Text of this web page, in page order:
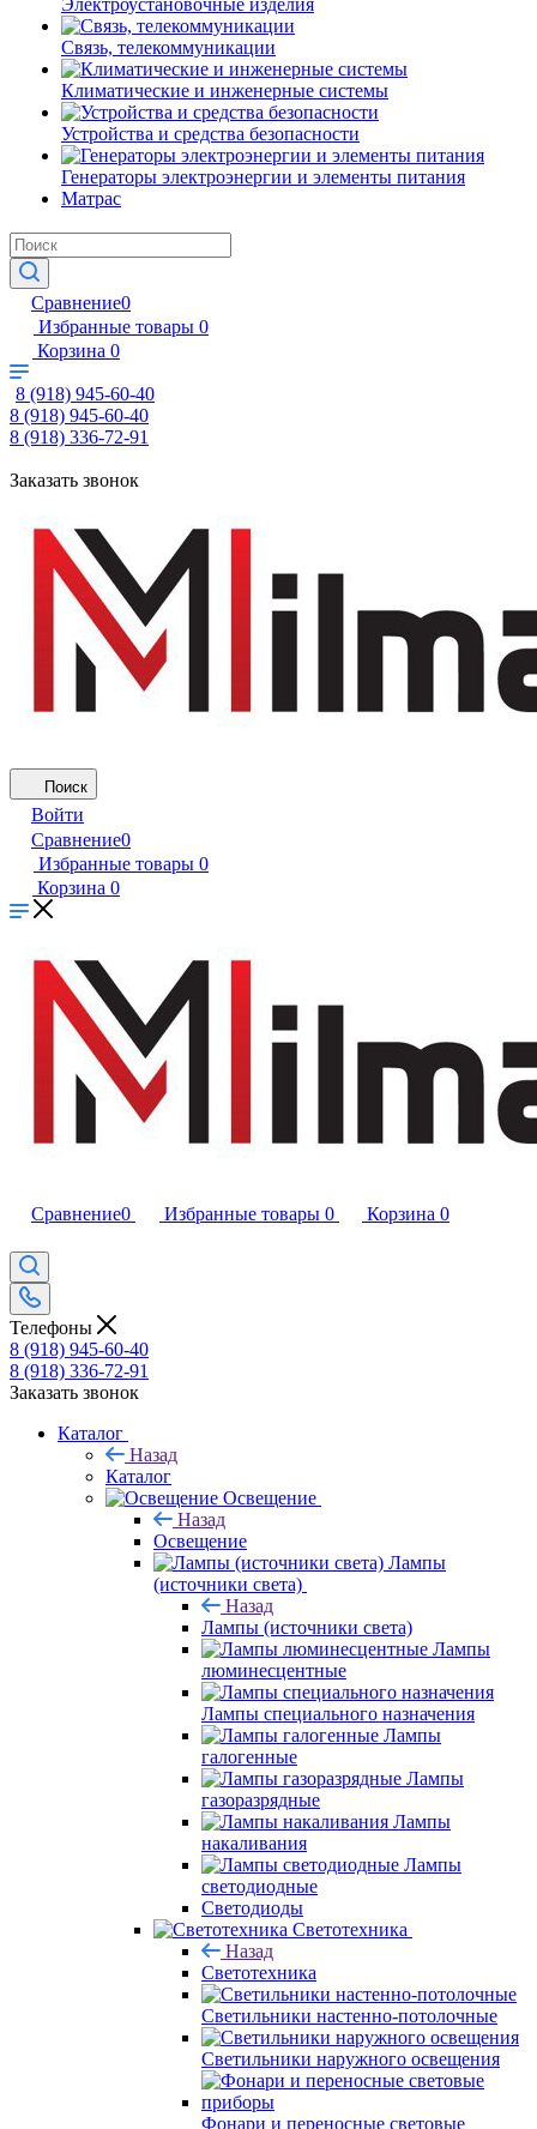
Электроустановочные изделия
Связь, телекоммуникации
Климатические и инженерные системы
Устройства и средства безопасности
Генераторы электроэнергии и элементы питания
Матрас
Сравнение0
Избранные товары 0
Корзина 0
8 (918) 945-60-40
8 (918) 945-60-40
8 (918) 336-72-91
Заказать звонок
Поиск
Войти
Сравнение0
Избранные товары 0
Корзина 0
Сравнение0 Избранные товары 0 Корзина 0
Телефоны
8 (918) 945-60-40
8 (918) 336-72-91
Заказать звонок
Каталог
Назад
Каталог
Освещение
Назад
Освещение
Лампы
(источники света)
Назад
Лампы (источники света)
Лампы
люминесцентные
Лампы специального назначения
Лампы
галогенные
Лампы
газоразрядные
Лампы
накаливания
Лампы
светодиодные
Светодиоды
Светотехника
Назад
Светотехника
Светильники настенно-потолочные
Светильники наружного освещения
Фонари и переносные световые